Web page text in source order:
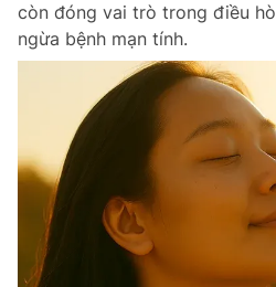
còn đóng vai trò trong điều
ngừa bệnh mạn tính.